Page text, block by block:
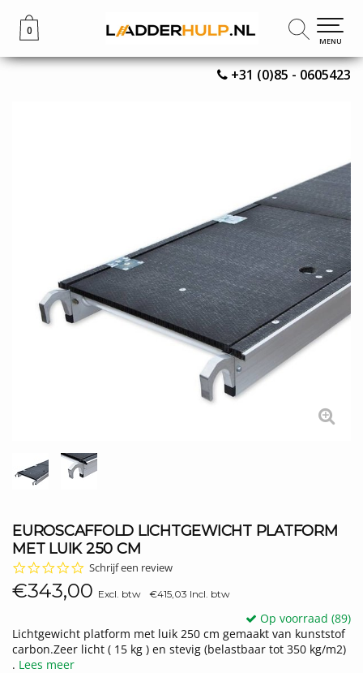
+31 (0)85 - 0605423
0
MENU
0
MENU
EUROSCAFFOLD LICHTGEWICHT PLATFORM
MET LUIK 250 CM
0.0
star
rating
Schrijf een review
€343,00 Excl. btw €415,03 Incl. btw
Op voorraad (89)
Lichtgewicht platform met luik 250 cm gemaakt van kunststof
carbon.Zeer licht ( 15 kg ) en stevig (belastbaar tot 350 kg/m2)
. Lees meer